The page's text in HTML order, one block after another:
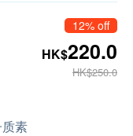
12% off
HK$220.0
HK$250.0
素